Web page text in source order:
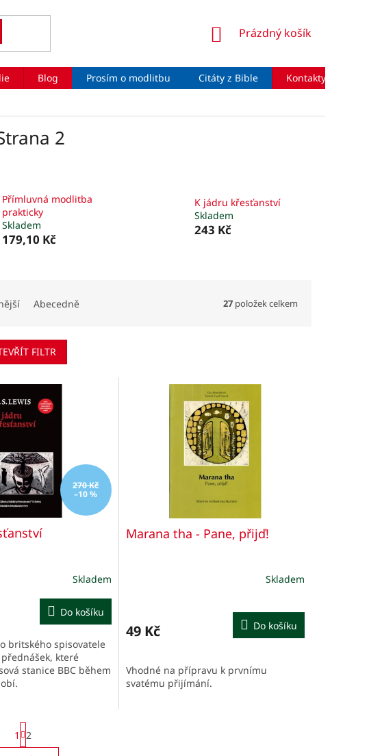
NÁKUPNÍ
Prázdný košík
Blog Prosím o modlitbu Citáty z Bible Kontakty
2
Přímluvná modlitba
prakticky
Skladem
179,10 Kč
K jádru křesťanství
Skladem
243 Kč
Abecedně 27 položek celkem
FILTR
270 Kč
–10 %
Skladem
Do košíku
britského spisovatele
které
stanice BBC během
Marana tha - Pane, přijď!
Skladem
49 Kč Do košíku
Vhodné na přípravu k prvnímu
svatému přijímání.
S
t
r
1
2